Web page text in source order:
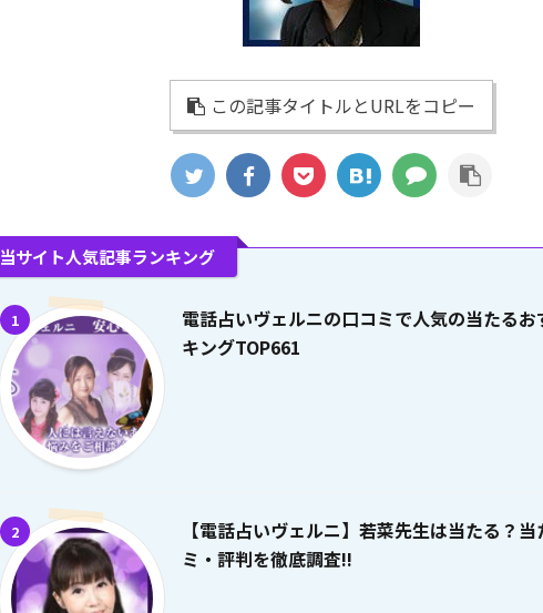
この記事タイトルとURLをコピー
当サイト人気記事ランキング
1
電話占いヴェルニの口コミで人気の当たる
キングTOP661
2
【電話占いヴェルニ】若菜先生は当たる？
ミ・評判を徹底調査!!